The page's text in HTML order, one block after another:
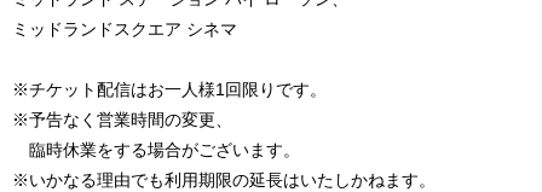
ミッドランドスクエア シネマ
※チケット配信はお一人様1回限りです。
※予告なく営業時間の変更、
臨時休業をする場合がございます。
※いかなる理由でも利用期限の延長はいたしかねます。